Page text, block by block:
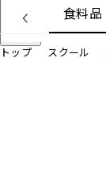
食料品
トップ スクール